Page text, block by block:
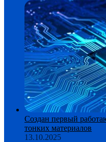
Создан первый
тонких материалов
13.10.2025